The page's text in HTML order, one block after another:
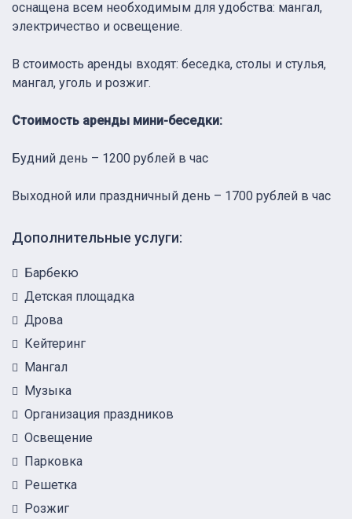
оснащена всем необходимым для удобства: мангал,
электричество и освещение.
В стоимость аренды входят: беседка, столы и стулья,
мангал, уголь и розжиг.
Стоимость аренды мини-беседки:
Будний день – 1200 рублей в час
Выходной или праздничный день – 1700 рублей в час
Дополнительные услуги:
Барбекю
Детская площадка
Дрова
Кейтеринг
Мангал
Музыка
Организация праздников
Освещение
Парковка
Решетка
Розжиг